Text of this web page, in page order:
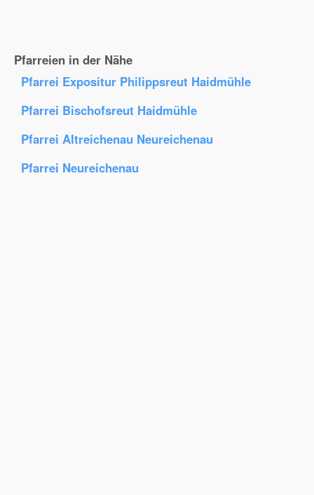
Pfarreien in der Nähe
Pfarrei Expositur Philippsreut Haidmühle
Pfarrei Bischofsreut Haidmühle
Pfarrei Altreichenau Neureichenau
Pfarrei Neureichenau